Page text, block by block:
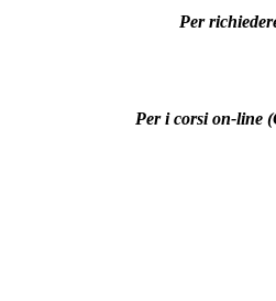
Per
Per i corsi on-line